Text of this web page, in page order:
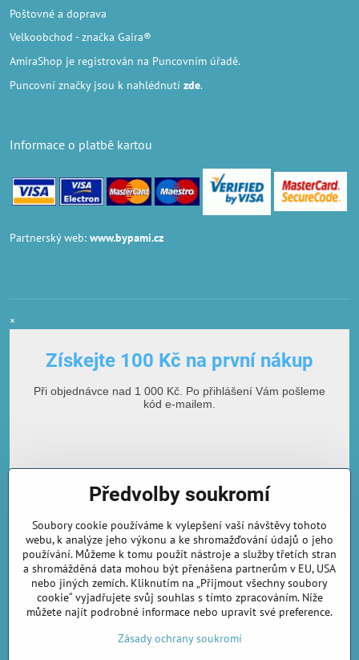
Poštovné a doprava
Velkoobchod - značka Gaira®
AmiraShop je registrován na Puncovním úřadě.
Puncovní značkyjsou k nahlédnutí zde.
Informace o platbě kartou
Partnerský web: www.bypami.cz
×
Získejte 100 Kč na první nákup
Při objednávce nad 1 000 Kč. Po přihlášení Vám pošleme
kód e-mailem.
E-mailová adresa
Odebírat novinky
Předvolby soukromí
Soubory cookie používáme k vylepšení vaší návštěvy tohoto
webu, k analýze jeho výkonu a ke shromažďování údajů o jeho
používání. Můžeme k tomu použít nástroje a služby třetích stran
a shromážděná data mohou být přenášena partnerům v EU, USA
nebo jiných zemích. Kliknutím na „Přijmout všechny soubory
cookie“ vyjadřujete svůj souhlas s tímto zpracováním. Níže
můžete najít podrobné informace nebo upravit své preference.
Zásady ochrany soukromí